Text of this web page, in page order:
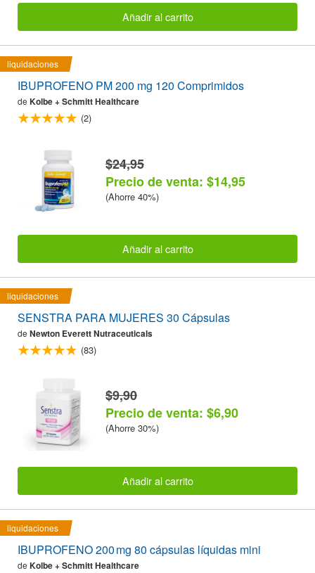
Añadir al carrito
liquidaciones
IBUPROFENO PM 200 mg 120 Comprimidos
de Kolbe + Schmitt Healthcare
(2)
$24,95
Precio de venta: $14,95
(Ahorre 40%)
Añadir al carrito
liquidaciones
SENSTRA PARA MUJERES 30 Cápsulas
de Newton Everett Nutraceuticals
(83)
$9,90
Precio de venta: $6,90
(Ahorre 30%)
Añadir al carrito
liquidaciones
IBUPROFENO 200 mg 80 cápsulas líquidas mini
de Kolbe + Schmitt Healthcare